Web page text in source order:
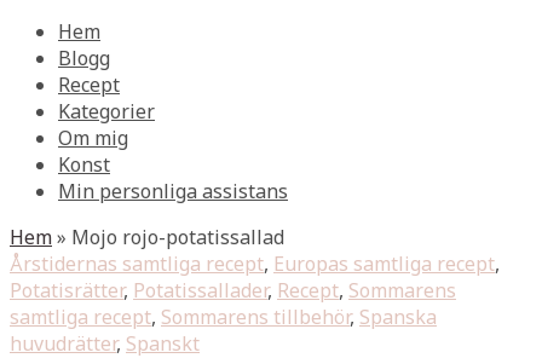
Hem
Blogg
Recept
Kategorier
Om mig
Konst
Min personliga assistans
Hem» Mojo rojo-potatissallad
Årstidernas samtliga recept, Europas samtliga recept,
Potatisrätter, Potatissallader, Recept, Sommarens
samtliga recept, Sommarens tillbehör, Spanska
huvudrätter, Spanskt